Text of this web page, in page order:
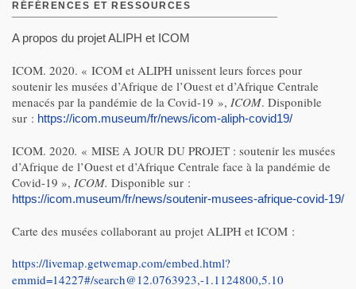
RÉFÉRENCES ET RESSOURCES
A propos du projet ALIPH et ICOM
ICOM. 2020. « ICOM et ALIPH unissent leurs forces pour
soutenir les musées d’Afrique de l’Ouest et d’Afrique Centrale
menacés par la pandémie de la Covid-19 », ICOM. Disponible
sur : https://icom.museum/fr/news/icom-aliph-covid19/
ICOM. 2020. « MISE A JOUR DU PROJET : soutenir les musées
d’Afrique de l’Ouest et d’Afrique Centrale face à la pandémie de
Covid-19 », ICOM. Disponible sur :
https://icom.museum/fr/news/soutenir-musees-afrique-covid-19/
Carte des musées collaborant au projet ALIPH et ICOM :
https://livemap.getwemap.com/embed.html?
emmid=14227#/search@12.0763923,-1.1124800,5.10